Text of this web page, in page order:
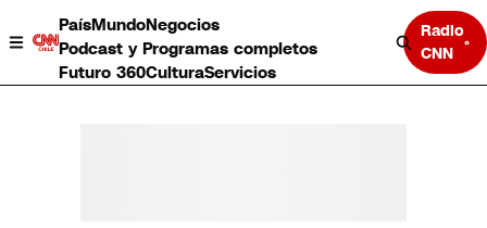
PaísMundoNegocios
Podcast y Programas completos
Futuro 360CulturaServicios
Radio
CNN